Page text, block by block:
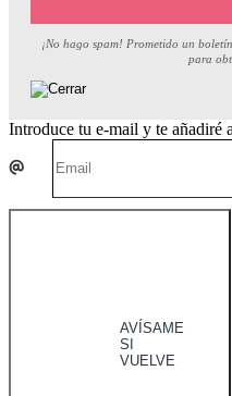
¡No hago spam! Prometido un
para
Introduce tu e-mail y te añadiré
AVÍSAME
SI
VUELVE